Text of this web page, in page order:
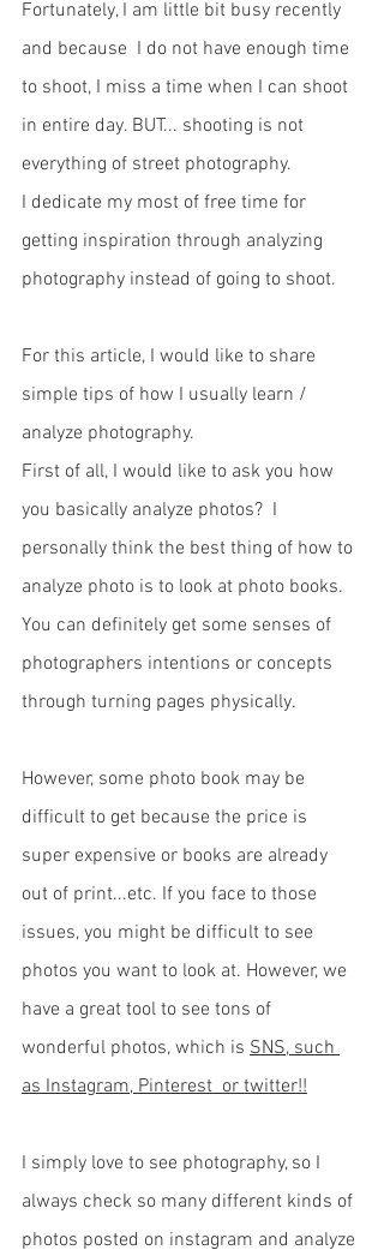
Fortunately, I am little bit busy recently
and because  I do not have enough time
to shoot, I miss a time when I can shoot
in entire day. BUT... shooting is not
everything of street photography.
I dedicate my most of free time for
getting inspiration through analyzing
photography instead of going to shoot.
For this article, I would like to share
simple tips of how I usually learn /
analyze photography.
First of all, I would like to ask you how
you basically analyze photos?  I
personally think the best thing of how to
analyze photo is to look at photo books.
You can definitely get some senses of
photographers intentions or concepts
through turning pages physically.
However, some photo book may be
difficult to get because the price is
super expensive or books are already
out of print...etc. If you face to those
issues, you might be difficult to see
photos you want to look at. However, we
have a great tool to see tons of
wonderful photos, which is SNS, such
as Instagram, Pinterest  or twitter!!
I simply love to see photography, so I
always check so many different kinds of
photos posted on instagram and analyze